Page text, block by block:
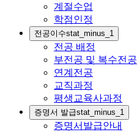
계절수업
학점인정
전공이수stat_minus_1
전공 배정
부전공 및 복수전공
연계전공
교직과정
평생교육사과정
증명서 발급stat_minus_1
증명서발급안내